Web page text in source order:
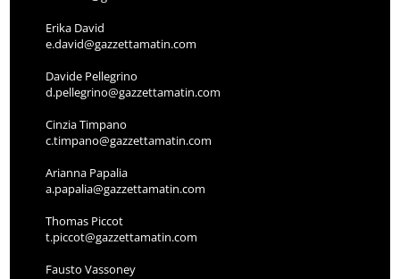
Erika David
e.david@gazzettamatin.com
Davide Pellegrino
d.pellegrino@gazzettamatin.com
Cinzia Timpano
c.timpano@gazzettamatin.com
Arianna Papalia
a.papalia@gazzettamatin.com
Thomas Piccot
t.piccot@gazzettamatin.com
Fausto Vassoney